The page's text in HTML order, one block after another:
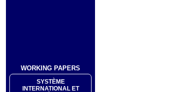
WORKING PAPERS
SYSTÈME
INTERNATIONAL ET